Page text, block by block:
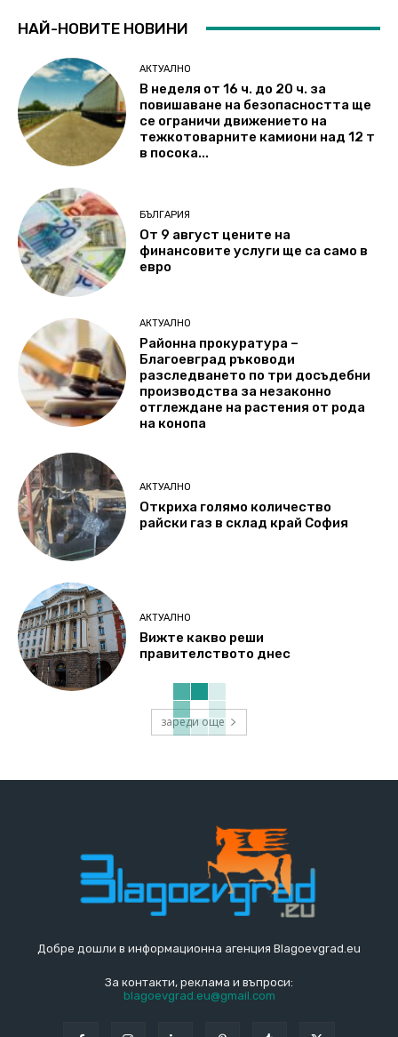
НАЙ-НОВИТЕ НОВИНИ
АКТУАЛНО
В неделя от 16 ч. до 20 ч. за
повишаване на безопасността ще
се ограничи движението на
тежкотоварните камиони над 12 т
в посока...
БЪЛГАРИЯ
От 9 август цените на
финансовите услуги ще са само в
евро
АКТУАЛНО
Районна прокуратура –
Благоевград ръководи
разследването по три досъдебни
производства за незаконно
отглеждане на растения от рода
на конопа
АКТУАЛНО
Откриха голямо количество
райски газ в склад край София
АКТУАЛНО
Вижте какво реши
правителството днес
зареди още
Добре дошли в информационна агенция Blagoevgrad.eu
За контакти, реклама и въпроси:
blagoevgrad.eu@gmail.com